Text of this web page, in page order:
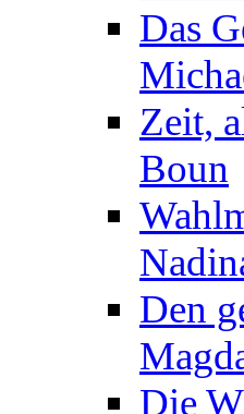
Das
Zeit,
Boun
Den
Die